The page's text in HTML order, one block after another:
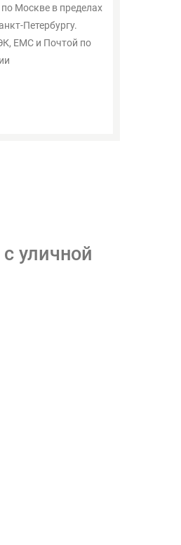
Москве в пределах
Петербургу.
ЕМС и Почтой по
уличной